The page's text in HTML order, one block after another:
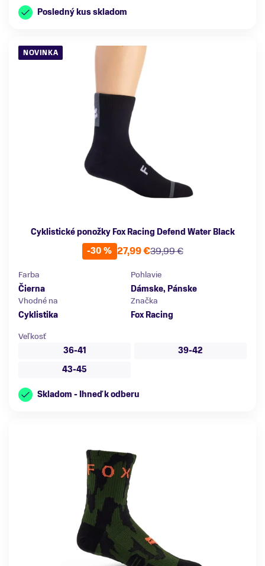
Posledný kus skladom
NOVINKA
Cyklistické ponožky Fox Racing Defend Water Black
-30 %
39,99 €
27,99 €
Farba
Čierna
Pohlavie
Dámske, Pánske
Vhodné na
Cyklistika
Značka
Fox Racing
Veľkosť
36-41
39-42
43-45
Skladom - Ihneď k odberu